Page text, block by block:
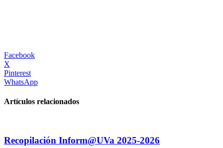
Facebook
X
Pinterest
WhatsApp
Artículos relacionados
Recopilación Inform@UVa 2025-2026